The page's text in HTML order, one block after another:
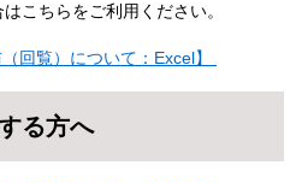
こちらをご利用ください。
回覧）について：Excel】
る方へ